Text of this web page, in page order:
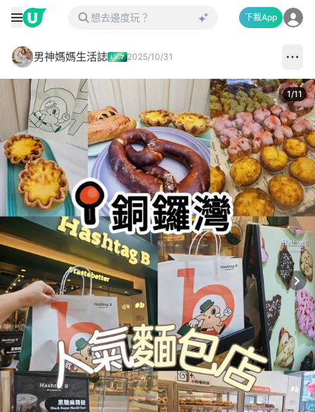
下載App
男神媽媽生活誌 2025/10/31
1/11